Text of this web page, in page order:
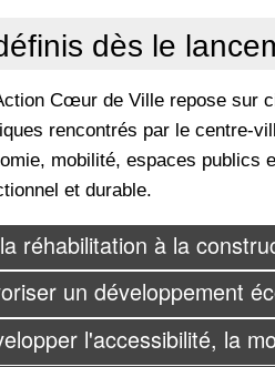
dès le
Cœur de Ville repose sur
rencontrés par le centre-
mobilité, espaces
et durable.
réhabilitation à la
un développement
l'accessibilité, la